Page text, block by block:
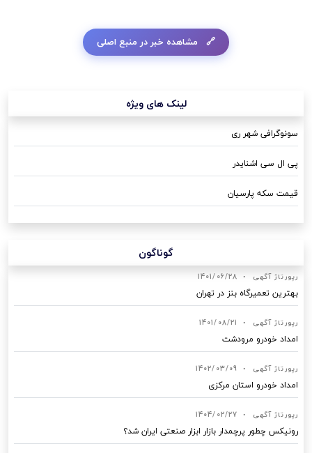
مشاهده خبر در منبع اصلی
لینک های ویژه
سونوگرافی شهر ری
پی ال سی اشنایدر
قیمت سکه پارسیان
گوناگون
رپورتاژ آگهی •
1401/06/28
بهترین تعمیرگاه بنز در تهران
رپورتاژ آگهی •
1401/08/21
امداد خودرو مرودشت
رپورتاژ آگهی •
1402/03/09
امداد خودرو استان مرکزی
رپورتاژ آگهی •
1404/02/27
رونیکس چطور پرچمدار بازار ابزار صنعتی ایران شد؟